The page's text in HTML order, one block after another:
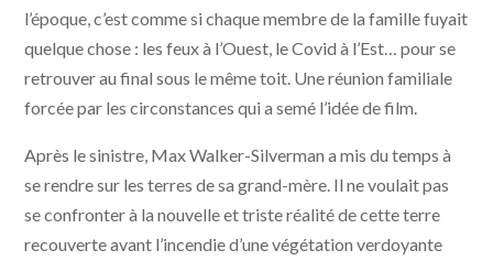
l’époque, c’est comme si chaque membre de la famille fuyait
quelque chose : les feux à l’Ouest, le Covid à l’Est… pour se
retrouver au final sous le même toit. Une réunion familiale
forcée par les circonstances qui a semé l’idée de film.
Après le sinistre, Max Walker-Silverman a mis du temps à
se rendre sur les terres de sa grand-mère. Il ne voulait pas
se confronter à la nouvelle et triste réalité de cette terre
recouverte avant l’incendie d’une végétation verdoyante